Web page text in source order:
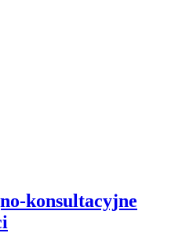
konsultacyjne